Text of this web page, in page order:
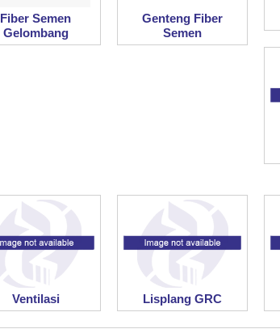
Fiber Semen
Gelombang
Genteng Fiber
Semen
Ventilasi Lisplang GRC